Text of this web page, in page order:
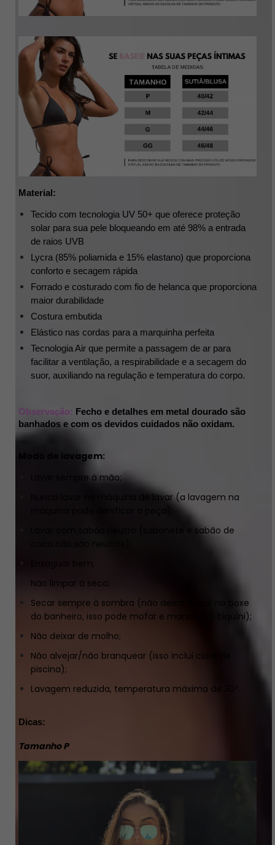
Material:
Tecido com tecnologia UV 50+ que oferece proteção
solar para sua pele bloqueando em até 98% a entrada
de raios UVB
Lycra (85% poliamida e 15% elastano) que proporciona
conforto e secagem rápida
Forrado e costurado com fio de helanca que proporciona
maior durabilidade
Costura embutida
Elástico nas cordas para a marquinha perfeita
Tecnologia Air que permite a passagem de ar para
facilitar a ventilação, a respirabilidade e a secagem do
suor, auxiliando na regulação e temperatura do corpo.
Observação: Fecho e detalhes em metal dourado são
banhados e com os devidos cuidados não oxidam.
Modo de lavagem:
Lavar sempre à mão;
Nunca lavar na máquina de lavar (a lavagem na
Lavar com sabão neutro (sabonete e sabão de
Enxaguar bem;
Não limpar à seco;
Secar sempre à sombra (não deixar secar no boxe
do banheiro, isso pode mofar e manchar o biquíni);
Não deixar de molho;
Não alvejar/não branquear (isso inclui cloro de
piscina);
Lavagem reduzida, temperatura máxima de 30º.
Dicas:
Tamanho P